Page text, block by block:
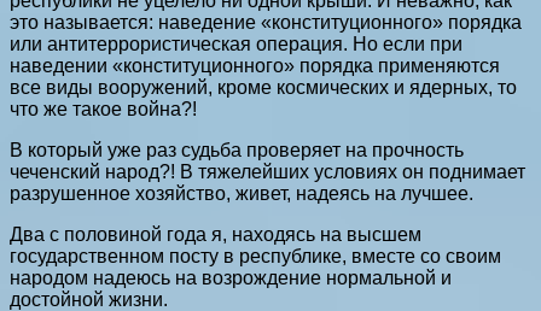
это называется: наведение «конституционного» порядка
или антитеррористическая операция. Но если при
наведении «конституционного» порядка применяются
все виды вооружений, кроме космических и ядерных, то
что же такое война?!
В который уже раз судьба проверяет на прочность
чеченский народ?! В тяжелейших условиях он поднимает
разрушенное хозяйство, живет, надеясь на лучшее.
Два с половиной года я, находясь на высшем
государственном посту в республике, вместе со своим
народом надеюсь на возрождение нормальной и
достойной жизни.